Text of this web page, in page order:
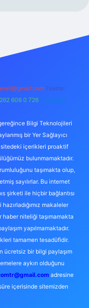
Teams:
606 0 726 Telegram:
Bilgi Teknolojileri
bir Yer Sağlayıcı
içerikleri proaktif
bulunmamaktadır.
taşımakta olup,
sayılırlar. Bu internet
şirketi ile hiçbir bağlantısı
makaleler
haber niteliği taşımamakta
yapılmamaktadır.
tamamen tesadüfidir.
ücretsiz bir bilgi paylaşım
aykırı olduğunu
adresine
içerisinde sitemizden